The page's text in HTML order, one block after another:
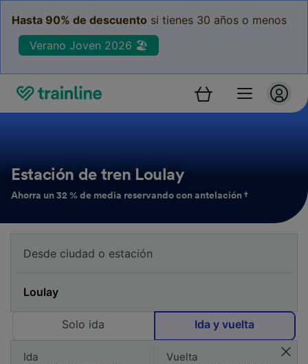
Hasta 90% de descuento si tienes 30 años o menos
Verano Joven 2026 🏖️
Estación de tren Loulay
Ahorra un 32 % de media reservando con antelación †
Solo ida Ida y vuelta
Ida Vuelta